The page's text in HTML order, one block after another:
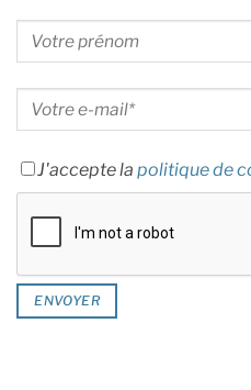
J'accepte la politique de